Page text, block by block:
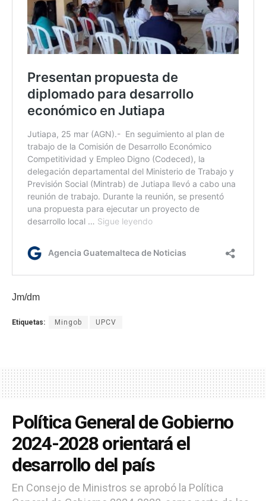
Jm/dm
Etiquetas: Mingob UPCV
Política General de Gobierno
2024-2028 orientará el
desarrollo del país
En Consejo de Ministros se aprobó la Política